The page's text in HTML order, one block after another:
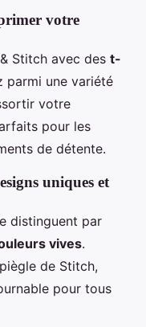
votre
Stitch avec des t-
parmi une variété
votre
pour les
de détente.
uniques et
distinguent par
vives.
de Stitch,
pour tous